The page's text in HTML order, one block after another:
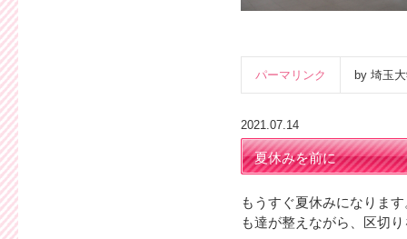
パーマリンク by 埼玉
2021.07.14
夏休みを前に
もうすぐ夏休みになりま
も達が整えながら、区切